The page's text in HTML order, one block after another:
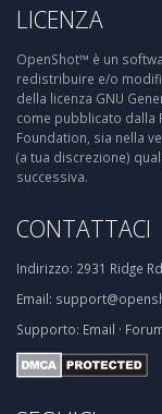
LICENZA
OpenShot™ è un
redistribuire e/o
della licenza GNU
come pubblicato dalla
Foundation, sia nella
(a tua discrezione)
successiva.
CONTATTACI
Indirizzo: 2931 Ridge
Email:
Supporto: Email ·